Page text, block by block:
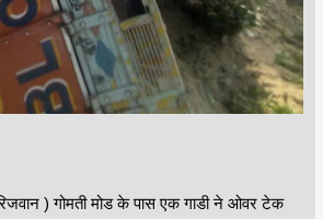
) गोमती मोड के पास एक गाडी ने ओवर टेक